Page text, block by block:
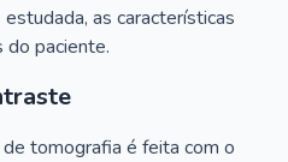
as características
do paciente.
tomografia é feita com o